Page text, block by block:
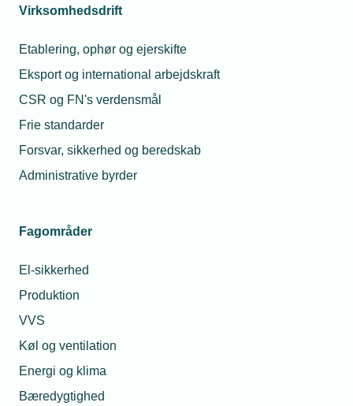
Virksomhedsdrift
Etablering, ophør og ejerskifte
Eksport og international arbejdskraft
CSR og FN's verdensmål
Frie standarder
Forsvar, sikkerhed og beredskab
Administrative byrder
Fagområder
El-sikkerhed
Produktion
VVS
Køl og ventilation
Energi og klima
Bæredygtighed
princippet. Husk at være logget ind
Læs mere om samme emne:
Relaterede nyheder
Årsdag i Odense 2.